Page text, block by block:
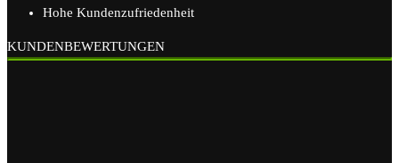
Hohe Kundenzufriedenheit
KUNDENBEWERTUNGEN